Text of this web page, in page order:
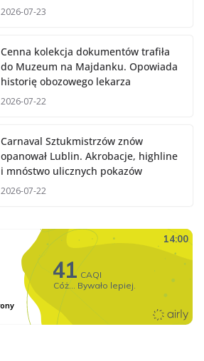
2026-07-23
Cenna kolekcja dokumentów trafiła
do Muzeum na Majdanku. Opowiada
historię obozowego lekarza
2026-07-22
Carnaval Sztukmistrzów znów
opanował Lublin. Akrobacje, highline
i mnóstwo ulicznych pokazów
2026-07-22